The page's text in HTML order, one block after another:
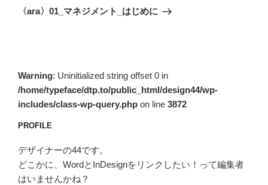
ゲ
ン
の
〈ara〉01_マネジメント_はじめに
Warning: Uninitialized string offset 0 in
/home/typeface/dtp.to/public_html/design44/wp-
includes/class-wp-query.php on line 3872
PROFILE
デザイナーの44です。
どこかに、WordとInDesignをリンクしたい！って編集者
はいませんかね？